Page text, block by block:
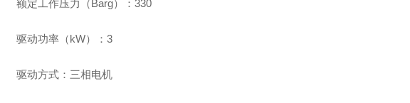
额定工作压力（Barg）：330
驱动功率（kW）：3
驱动方式：三相电机